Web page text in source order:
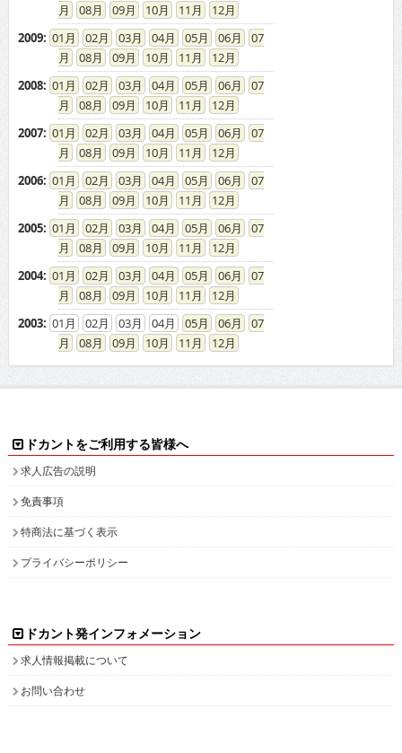
08
09 10 11
12
2009: 01 02 03 04 05 06
07
08
09 10 11
12
2008: 01 02 03 04 05 06
07
08
09 10 11
12
2007: 01 02 03 04 05 06
07
08
09 10 11
12
2006: 01 02 03 04 05 06
07
08
09 10 11
12
2005: 01 02 03 04 05 06
07
08
09 10 11
12
2004: 01 02 03 04 05 06
07
08
09 10 11
12
2003: 01 02 03 04 05 06
07
08
09 10 11 12
ドカントをご利用する皆様へ
求人広告の説明
免責事項
特商法に基づく表示
プライバシーポリシー
ドカント発インフォメーション
求人情報掲載について
お問い合わせ